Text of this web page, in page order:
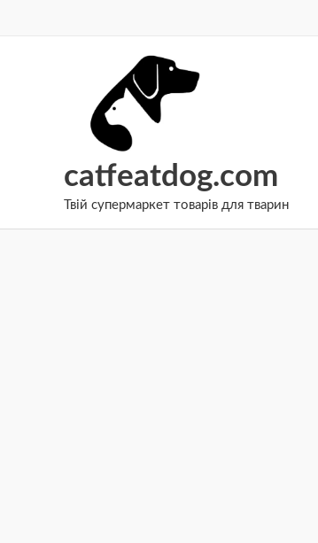
catfeatdog.com
Твій супермаркет товарів для тварин